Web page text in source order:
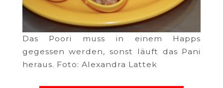
Das Poori muss in einem Happs
gegessen werden, sonst läuft das Pani
heraus. Foto: Alexandra Lattek